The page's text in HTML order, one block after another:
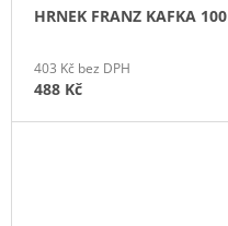
HRNEK FRANZ KAFKA 100
403 Kč bez DPH
488 Kč